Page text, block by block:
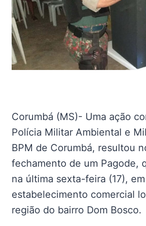
Corumbá (MS)- Uma ação
Polícia Militar Ambiental e
BPM de Corumbá, resultou
fechamento de um Pagode,
na última sexta-feira (17),
estabelecimento comercial
região do bairro Dom Bosco.